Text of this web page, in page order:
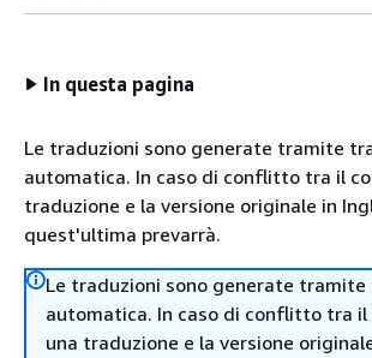
In questa pagina
Le traduzioni sono generate tramite
automatica. In caso di conflitto tra il
traduzione e la versione originale in
quest'ultima prevarrà.
Le traduzioni sono generate tramite
automatica. In caso di conflitto tra
una traduzione e la versione